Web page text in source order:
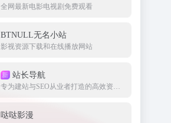
全网最新电影电视剧免费观看
BTNULL无名小站
影视资源下载和在线播放网站
新 站长导航
哒哒影漫